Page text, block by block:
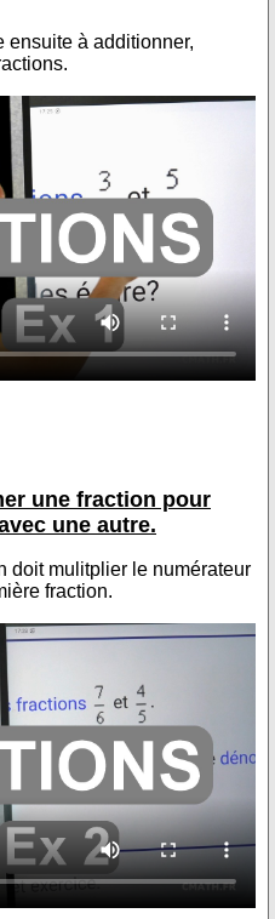
ensuite à additionner,
une fraction pour
une autre.
doit mulitplier le numérateur
fraction.